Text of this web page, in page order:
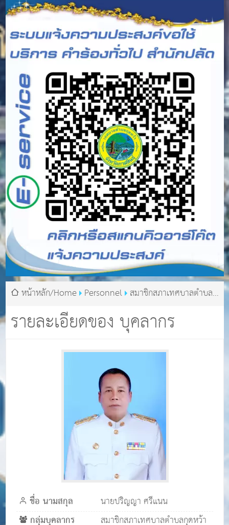
รายละเอียดของ บุคลากร
หน้าหลัก/Home Personnel สมาชิกสภาเทศบาลตำบล
นายปริญญา ศรีแนน
ชื่อ นามสกุล นายปริญญา ศรีแนน
กลุ่มบุคลากร สมาชิกสภาเทศบาลตำบลกุดหว้า